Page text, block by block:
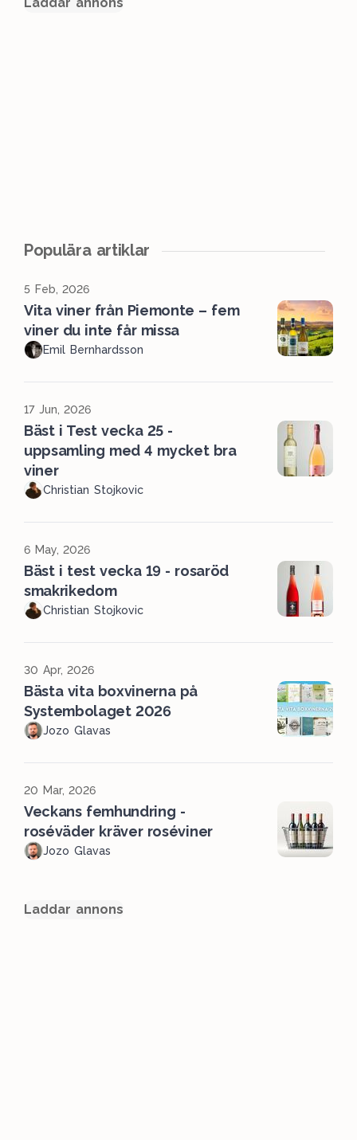
Populära artiklar
5 Feb, 2026
Vita viner från Piemonte – fem
viner du inte får missa
Emil Bernhardsson
17 Jun, 2026
Bäst i Test vecka 25 -
uppsamling med 4 mycket bra
viner
Christian Stojkovic
6 May, 2026
Bäst i test vecka 19 - rosaröd
smakrikedom
Christian Stojkovic
30 Apr, 2026
Bästa vita boxvinerna på
Systembolaget 2026
Jozo Glavas
20 Mar, 2026
Veckans femhundring -
roséväder kräver roséviner
Jozo Glavas
Laddar annons